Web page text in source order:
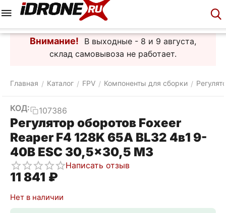
Внимание!
В выходные - 8 и 9 августа,
склад самовывоза не работает.
Главная / Каталог / FPV / Компоненты для сборки /
КОД: 107386
Регулятор оборотов Foxeer
Reaper F4 128K 65A BL32 4в1 9-
40В ESC 30,5x30,5 M3
Написать отзыв
11 841 ₽
Нет в наличии
Корзина